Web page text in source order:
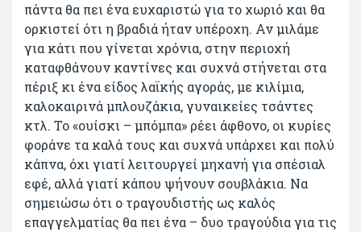
πάντα θα πει ένα ευχαριστώ για το χωριό και θα
ορκιστεί ότι η βραδιά ήταν υπέροχη. Αν μιλάμε
για κάτι που γίνεται χρόνια, στην περιοχή
καταφθάνουν καντίνες και συχνά στήνεται στα
πέριξ κι ένα είδος λαϊκής αγοράς, με κιλίμια,
καλοκαιρινά μπλουζάκια, γυναικείες τσάντες
κτλ. Το «ουίσκι – μπόμπα» ρέει άφθονο, οι κυρίες
φοράνε τα καλά τους και συχνά υπάρχει και πολύ
κάπνα, όχι γιατί λειτουργεί μηχανή για σπέσιαλ
εφέ, αλλά γιατί κάπου ψήνουν σουβλάκια. Να
σημειώσω ότι ο τραγουδιστής ως καλός
επαγγελματίας θα πει ένα – δυο τραγούδια για τις